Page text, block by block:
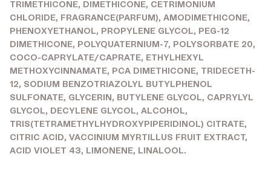
TRIMETHICONE, DIMETHICONE, CETRIMONIUM
CHLORIDE, FRAGRANCE(PARFUM), AMODIMETHICONE,
PHENOXYETHANOL, PROPYLENE GLYCOL, PEG-12
DIMETHICONE, POLYQUATERNIUM-7, POLYSORBATE 20,
COCO-CAPRYLATE/CAPRATE, ETHYLHEXYL
METHOXYCINNAMATE, PCA DIMETHICONE, TRIDECETH-
12, SODIUM BENZOTRIAZOLYL BUTYLPHENOL
SULFONATE, GLYCERIN, BUTYLENE GLYCOL, CAPRYLYL
GLYCOL, DECYLENE GLYCOL, ALCOHOL,
TRIS(TETRAMETHYLHYDROXYPIPERIDINOL) CITRATE,
CITRIC ACID, VACCINIUM MYRTILLUS FRUIT EXTRACT,
ACID VIOLET 43, LIMONENE, LINALOOL.